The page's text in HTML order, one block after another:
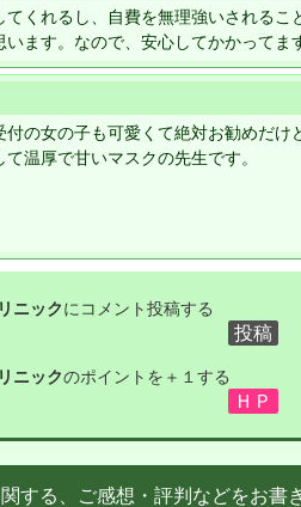
くれるし、自費を無理強いされるこ
ます。なので、安心してかかってま
の女の子も可愛くて絶対お勧めだけ
温厚で甘いマスクの先生です。
ニックにコメント投稿する
ニックのポイントを＋１する
する、ご感想・評判などをお書